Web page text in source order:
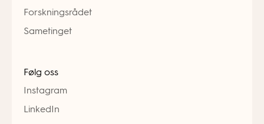
Forskningsrådet
Sametinget
Følg oss
Instagram
LinkedIn